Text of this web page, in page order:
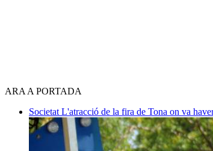
ARA A PORTADA
Societat L'atracció de la fira de Tona on va